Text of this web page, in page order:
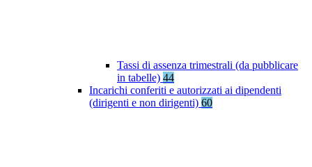
Tassi di assenza trimestrali (da pubblicare
in tabelle) 44
Incarichi conferiti e autorizzati ai dipendenti
(dirigenti e non dirigenti) 60